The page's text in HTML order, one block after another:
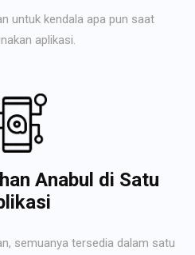
untuk kendala apa pun saat
aplikasi.
Anabul di Satu
semuanya tersedia dalam satu